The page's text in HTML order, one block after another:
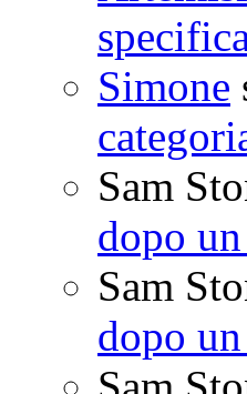
Simone
Sam
dopo
Sam
dopo